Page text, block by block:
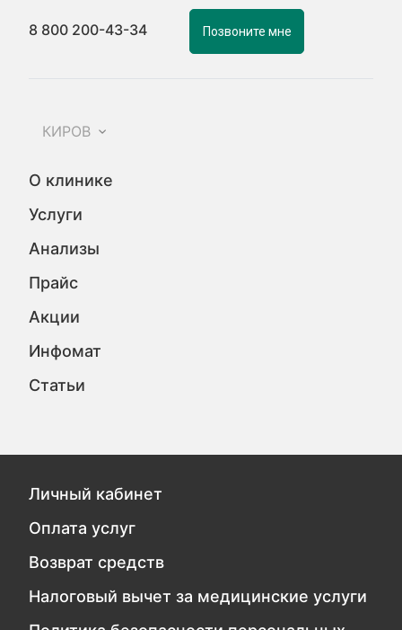
8 800 200-43-34 Позвоните мне
КИРОВ
О клинике
Услуги
Анализы
Прайс
Акции
Инфомат
Статьи
Личный кабинет
Оплата услуг
Возврат средств
Налоговый вычет за медицинские услуги